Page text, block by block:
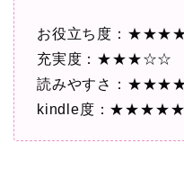
お役立ち度：
充実度：★★★☆☆
読みやすさ：
kindle度：★★★★★